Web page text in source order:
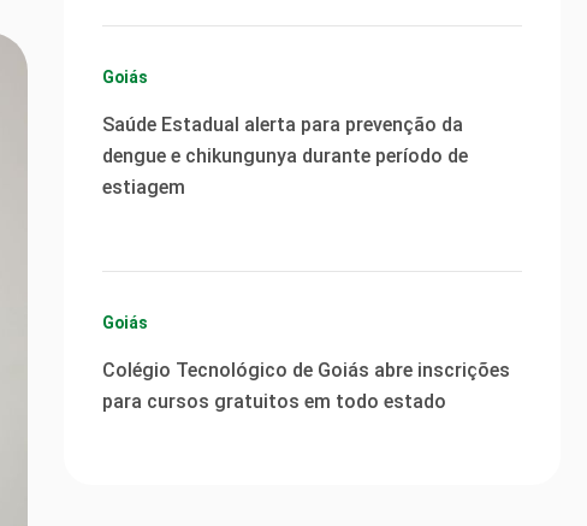
Goiás
Saúde Estadual alerta para prevenção da
dengue e chikungunya durante período de
estiagem
Goiás
Colégio Tecnológico de Goiás abre inscrições
para cursos gratuitos em todo estado